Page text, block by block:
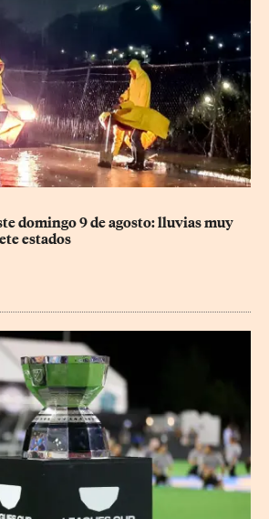
domingo 9 de agosto: lluvias muy
estados